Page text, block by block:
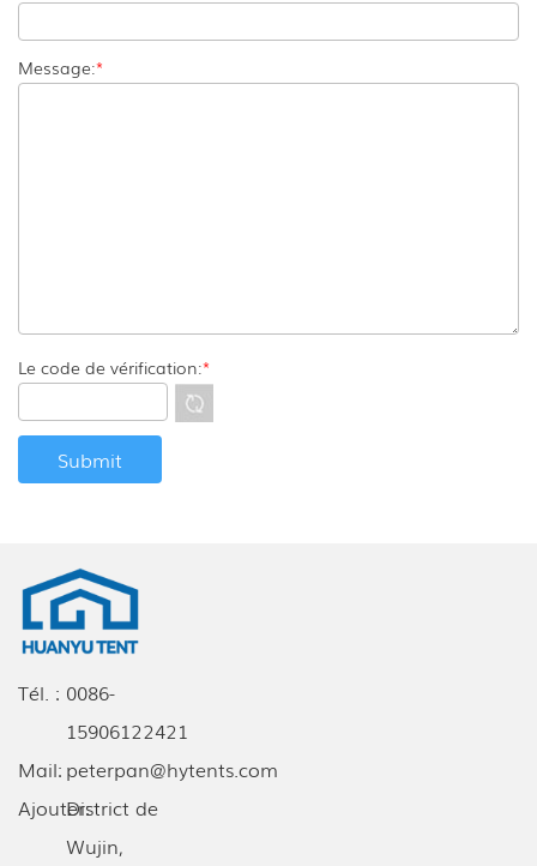
Message:*
Le code de vérification:*
Ajouter:District de
Wujin,
Tél. : 0086-
15906122421
Mail: peterpan@hytents.com